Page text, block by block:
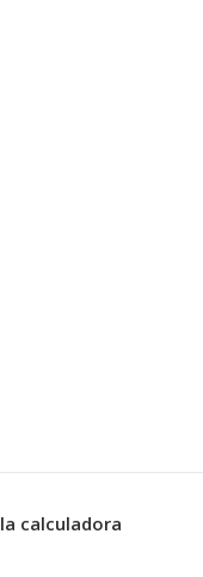
calculadora